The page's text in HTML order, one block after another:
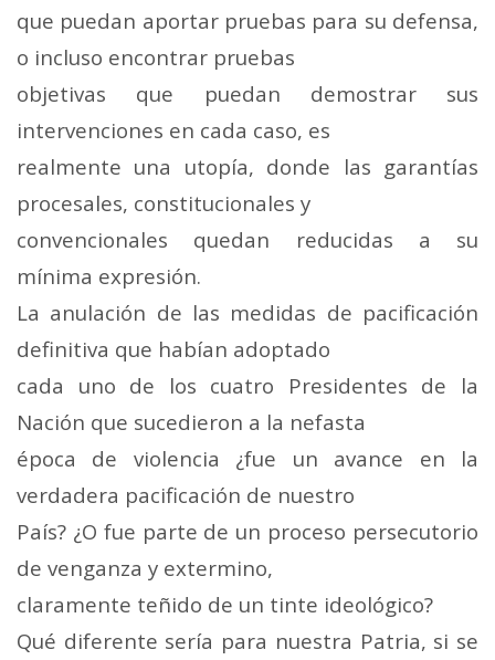
que puedan aportar pruebas para su defensa,
o incluso encontrar pruebas
objetivas que puedan demostrar sus
intervenciones en cada caso, es
realmente una utopía, donde las garantías
procesales, constitucionales y
convencionales quedan reducidas a su
mínima expresión.
La anulación de las medidas de pacificación
definitiva que habían adoptado
cada uno de los cuatro Presidentes de la
Nación que sucedieron a la nefasta
época de violencia ¿fue un avance en la
verdadera pacificación de nuestro
País? ¿O fue parte de un proceso persecutorio
de venganza y extermino,
claramente teñido de un tinte ideológico?
Qué diferente sería para nuestra Patria, si se